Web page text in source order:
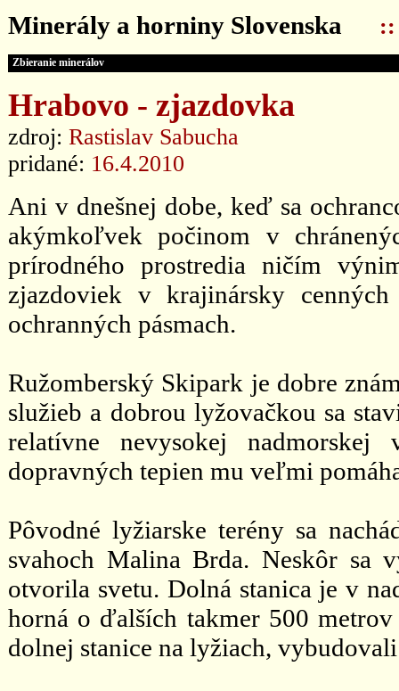
Minerály a horniny Slovenska ::
Zbieranie minerálov
Hrabovo - zjazdovka
zdroj: Rastislav Sabucha
pridané: 16.4.2010
Ani v dnešnej dobe, keď sa
akýmkoľvek počinom v
prírodného prostredia ničím
zjazdoviek v krajinársky
ochranných pásmach.
Ružomberský Skipark je dobre
služieb a dobrou lyžovačkou sa
relatívne nevysokej
dopravných tepien mu veľmi
Pôvodné lyžiarske terény sa
svahoch Malina Brda. Neskôr sa
otvorila svetu. Dolná stanica je v
horná o ďalších takmer 500
dolnej stanice na lyžiach,